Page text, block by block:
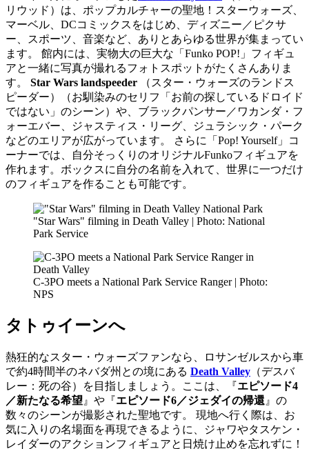
リウッド）は、ポップカルチャーの聖地！スターウォーズ、
マーベル、DCコミックスをはじめ、ディズニー／ピクサ
ー、スポーツ、音楽など、ありとあらゆる世界が集まってい
ます。 館内には、実物大の巨大な「Funko POP!」フィギュ
アと一緒に写真が撮れるフォトスポットがたくさんありま
す。 Star Wars landspeeder （スター・ウォーズのランドス
ピーダー）（お馴染みのセリフ「お前の探しているドロイド
ではない」のシーン）や、ブラックパンサー／ワカンダ・フ
ォーエバー、ジャスティス・リーグ、ジュラシック・パーク
などのエリアが広がっています。 さらに「Pop! Yourself」コ
ーナーでは、自分そっくりのオリジナルFunkoフィギュアを
作れます。ボックスに自分の名前を入れて、世界に一つだけ
のフィギュアを作ることも可能です。
"Star Wars" filming in Death Valley | Photo: National
Park Service
C-3PO meets a National Park Service Ranger | Photo:
NPS
タトゥイーンへ
熱狂的なスター・ウォーズファンなら、ロサンゼルスから車
で約4時間半のネバダ州との境にある Death Valley （デスバ
レー：死の谷）を目指しましょう。ここは、『エピソード4
／新たなる希望 』や『エピソード6／ジェダイの帰還 』の
数々のシーンが撮影された聖地です。 現地へ行く際は、お
気に入りの名場面を再現できるように、ジャワやタスケン・
レイダーのアクションフィギュアと日焼け止めを忘れずに！